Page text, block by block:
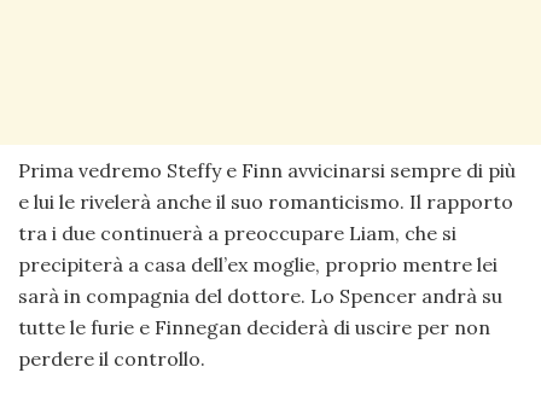
Prima vedremo Steffy e Finn avvicinarsi sempre di più
e lui le rivelerà anche il suo romanticismo. Il rapporto
tra i due continuerà a preoccupare Liam, che si
precipiterà a casa dell’ex moglie, proprio mentre lei
sarà in compagnia del dottore. Lo Spencer andrà su
tutte le furie e Finnegan deciderà di uscire per non
perdere il controllo.